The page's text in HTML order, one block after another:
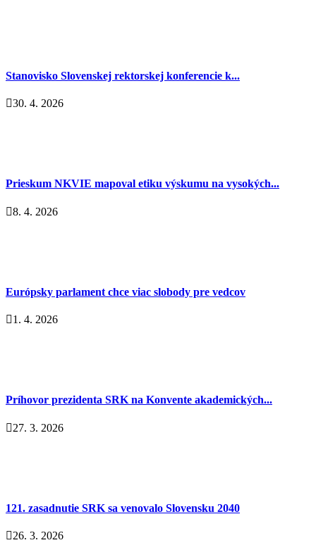
Stanovisko Slovenskej rektorskej konferencie k...
30. 4. 2026
Prieskum NKVIE mapoval etiku výskumu na vysokých...
8. 4. 2026
Európsky parlament chce viac slobody pre vedcov
1. 4. 2026
Príhovor prezidenta SRK na Konvente akademických...
27. 3. 2026
121. zasadnutie SRK sa venovalo Slovensku 2040
26. 3. 2026